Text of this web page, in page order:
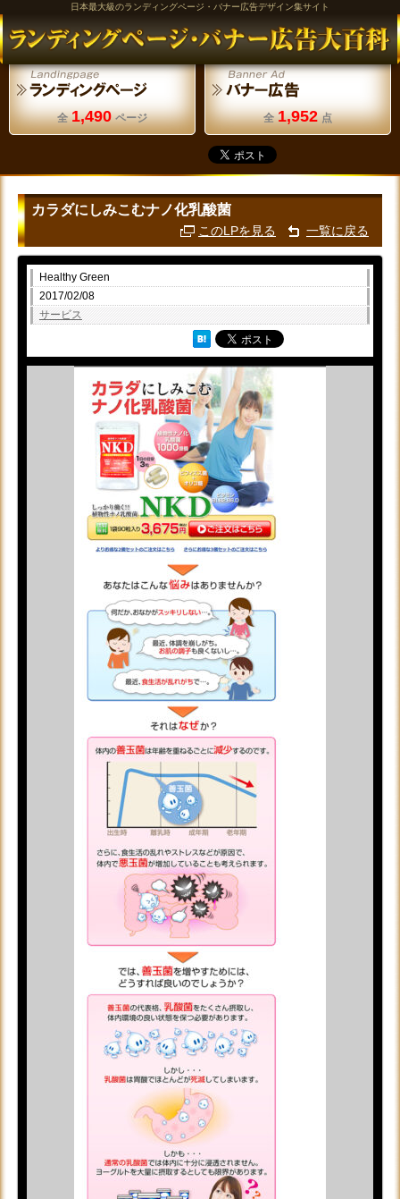
日本最大級のランディングページ・バナー広告デザイン集サイト
全 1,490 ページ 全 1,952 点
カラダにしみこむナノ化乳酸菌
このLPを見る 一覧に戻る
Healthy Green
2017/02/08
サービス